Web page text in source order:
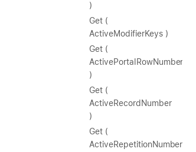
)
Get (
ActiveModifierKeys )
Get (
ActivePortalRowNumber
)
Get (
ActiveRecordNumber
)
Get (
ActiveRepetitionNumber